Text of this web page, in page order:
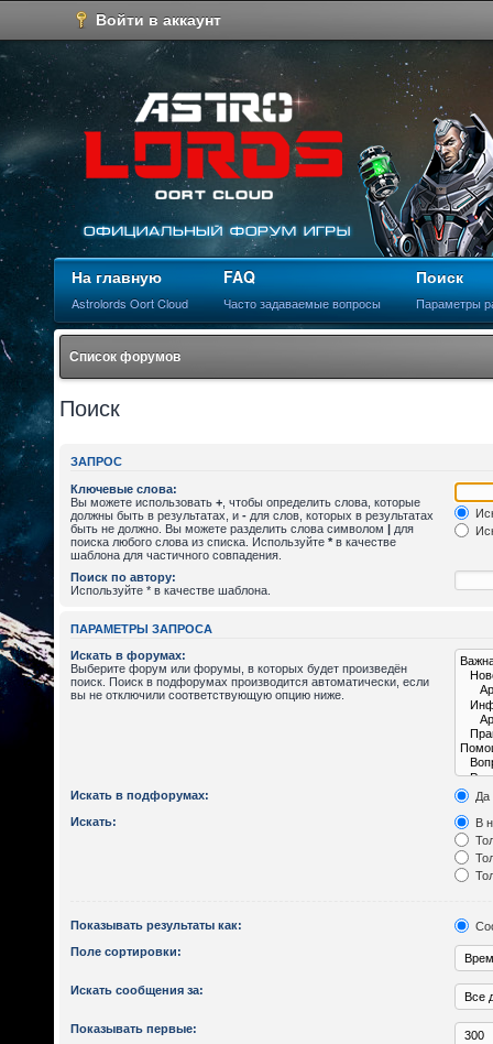
Войти в аккаунт
На главную
Astrolords Oort Cloud
FAQ
Часто задаваемые вопросы
Поиск
Параметры
Список форумов
Поиск
ЗАПРОС
Ключевые слова:
Вы можете использовать + , чтобы определить слова, которые
должны быть в результатах, и - для слов, которых в результатах
быть не должно. Вы можете разделить слова символом | для
поиска любого слова из списка. Используйте * в качестве
шаблона для частичного совпадения.
Поиск по автору:
Используйте * в качестве шаблона.
ПАРАМЕТРЫ ЗАПРОСА
Искать в форумах:
Выберите форум или форумы, в которых будет произведён
поиск. Поиск в подфорумах производится автоматически, если
вы не отключили соответствующую опцию ниже.
Искать в подфорумах:
Да
Искать:
В
Показывать результаты как:
Поле сортировки:
Искать сообщения за:
Показывать первые: